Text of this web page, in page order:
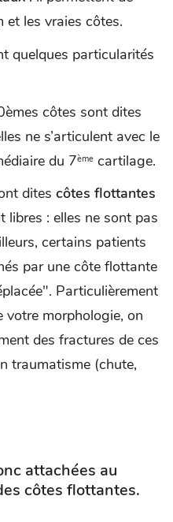
et les vraies côtes.
quelques particularités
côtes sont dites
ne s’articulent avec le
du 7ème cartilage.
dites côtes flottantes
libres : elles ne sont pas
certains patients
par une côte flottante
Particulièrement
votre morphologie, on
des fractures de ces
traumatisme (chute,
attachées au
côtes flottantes.